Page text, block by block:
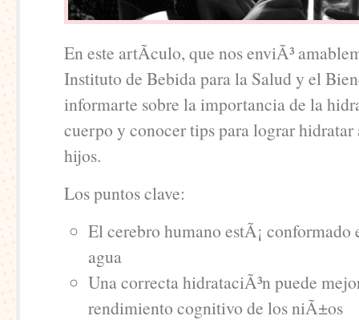
En este artÃ­culo, que nos enviÃ³
Instituto de Bebida para la Salud y el
informarte sobre la importancia de la
cuerpo y conocer tips para lograr hidratar
hijos.
Los puntos clave:
El cerebro humano estÃ¡ conformado
agua
Una correcta hidrataciÃ³n puede
rendimiento cognitivo de los niÃ±os